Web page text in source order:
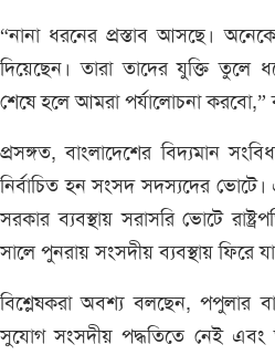
“নানা ধরনের প্রস্তাব আসছে। অনেকে
দিয়েছেন। তারা তাদের যুক্তি তুলে
শেষে হলে আমরা পর্যালোচনা করবো,”
প্রসঙ্গত, বাংলাদেশের বিদ্যমান
নির্বাচিত হন সংসদ সদস্যদের ভোটে।
সরকার ব্যবস্থায় সরাসরি ভোটে
সালে পুনরায় সংসদীয় ব্যবস্থায় ফিরে
বিশ্লেষকরা অবশ্য বলছেন, পপুলার বা
সুযোগ সংসদীয় পদ্ধতিতে নেই এবং